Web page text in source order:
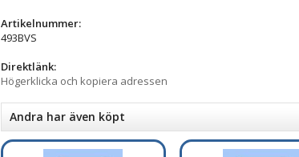
Artikelnummer:
493BVS
Direktlänk:
Högerklicka och kopiera adressen
Andra har även köpt